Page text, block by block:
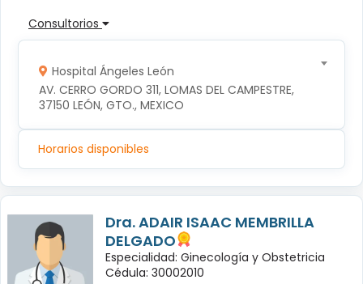
Consultorios
Hospital Ángeles León
AV. CERRO GORDO 311, LOMAS DEL CAMPESTRE,
37150 LEÓN, GTO., MEXICO
Horarios disponibles
Dra. ADAIR ISAAC MEMBRILLA
DELGADO
Especialidad: Ginecología y Obstetricia
Cédula: 30002010